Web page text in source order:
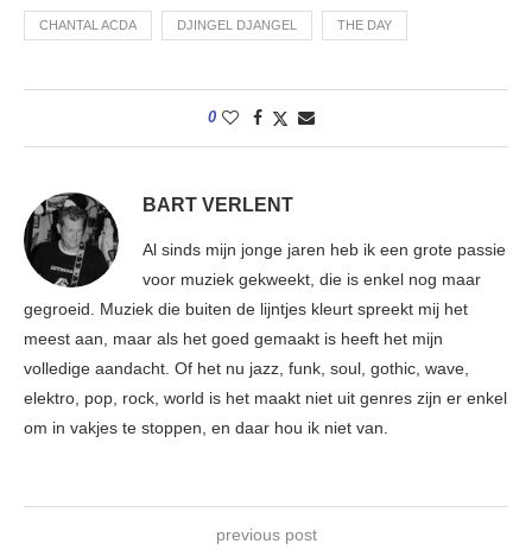
CHANTAL ACDA DJINGEL DJANGEL THE DAY
0
BART VERLENT
Al sinds mijn jonge jaren heb ik een grote passie
voor muziek gekweekt, die is enkel nog maar
gegroeid. Muziek die buiten de lijntjes kleurt spreekt mij het
meest aan, maar als het goed gemaakt is heeft het mijn
volledige aandacht. Of het nu jazz, funk, soul, gothic, wave,
elektro, pop, rock, world is het maakt niet uit genres zijn er enkel
om in vakjes te stoppen, en daar hou ik niet van.
previous post